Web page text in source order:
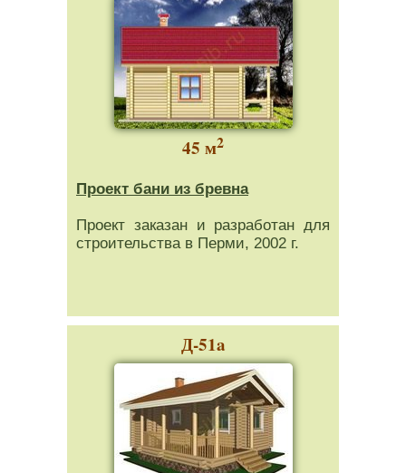
45 м2
Проект бани из бревна
Проект заказан и разработан для
строительства в Перми, 2002 г.
Д-51a